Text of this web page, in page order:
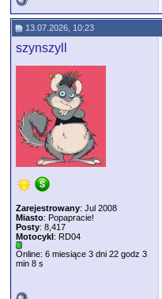
13.07.2026, 10:23
szynszyll
Zarejestrowany: Jul 2008
Miasto: Popapracie!
Posty: 8,417
Motocykl: RD04
Online: 6 miesiące 3 dni 22 godz 3
min 8 s